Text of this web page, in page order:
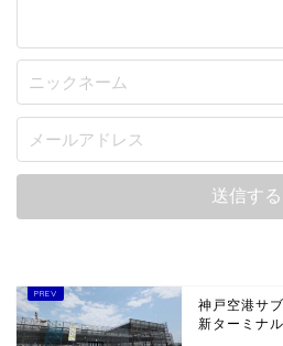
神戸空港サ
新ターミナ